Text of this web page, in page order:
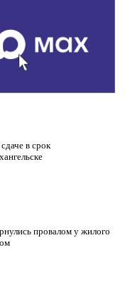
в срок
провалом у жилого